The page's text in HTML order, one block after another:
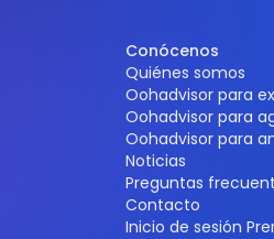
Conócenos
Quiénes somos
Oohadvisor para
Oohadvisor para
Oohadvisor para
Noticias
Preguntas
Contacto
Inicio de sesión